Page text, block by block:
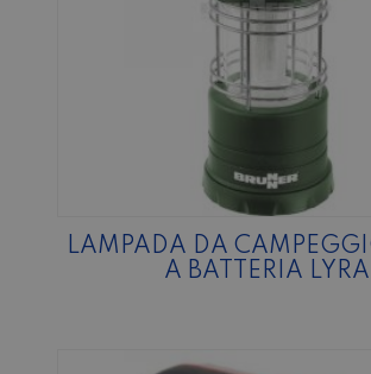
LAMPADA DA
A BATTERIA LYRA